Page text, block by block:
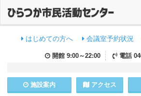
はじめての方へ 会議室予約状況
開館 9:00～22:00 電話
施設案内 アクセス